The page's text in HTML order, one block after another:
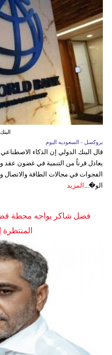
بروكسل - السعوديه اليوم
قال البنك الدولي إن الذكاء
يعادل قرناً من التنمية في غضون
الفجوات في مجالات الطاقة
الو�...
المزيد
فضل شاكر يواجه محطة